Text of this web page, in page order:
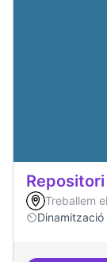
Treballem